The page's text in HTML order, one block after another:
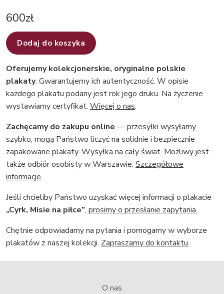
600zł
Dodaj do koszyka
Oferujemy kolekcjonerskie, oryginalne polskie
plakaty. Gwarantujemy ich autentyczność. W opisie
każdego plakatu podany jest rok jego druku. Na życzenie
wystawiamy certyfikat. Więcej o nas.
Zachęcamy do zakupu online — przesyłki wysyłamy
szybko, mogą Państwo liczyć na solidnie i bezpiecznie
zapakowane plakaty. Wysyłka na cały świat. Możliwy jest
także odbiór osobisty w Warszawie. Szczegółowe
informacje.
Jeśli chcieliby Państwo uzyskać więcej informacji o plakacie
„Cyrk, Misie na piłce”, prosimy o przesłanie zapytania.
Chętnie odpowiadamy na pytania i pomogamy w wyborze
plakatów z naszej kolekcji. Zapraszamy do kontaktu.
O nas